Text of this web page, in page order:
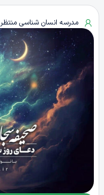
مدرسه انسان شناسی منتظر